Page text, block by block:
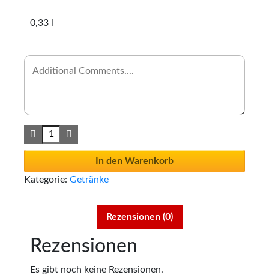
0,33 l
In den Warenkorb
Kategorie: Getränke
Rezensionen (0)
Rezensionen
Es gibt noch keine Rezensionen.